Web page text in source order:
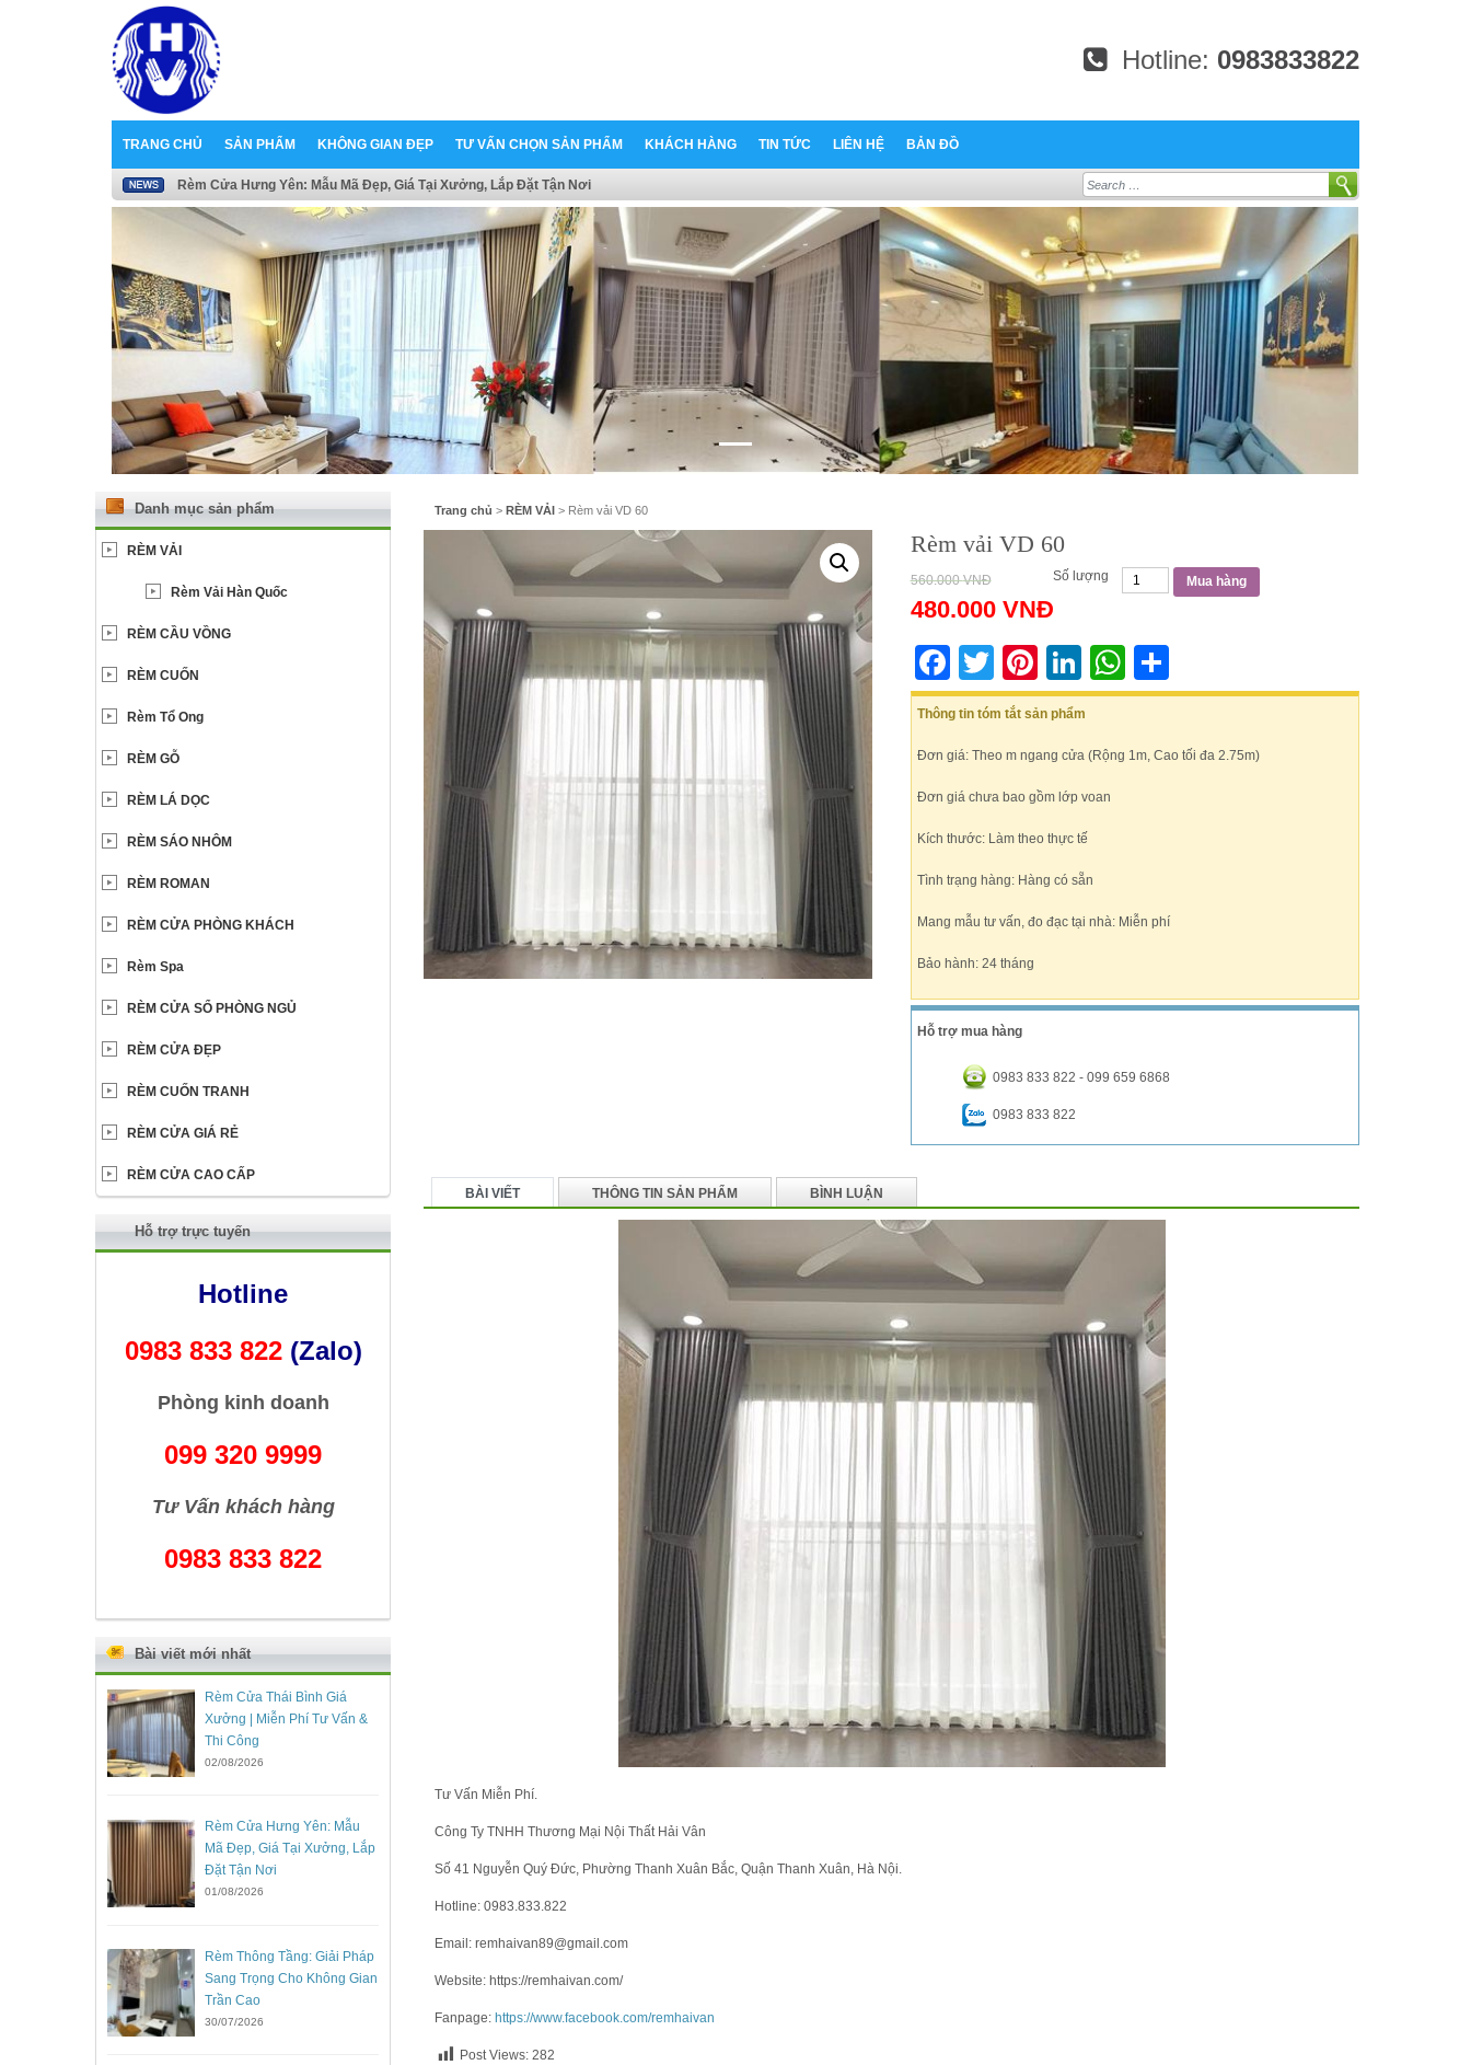
Hotline: 0983833822
TRANG CHỦ SẢN PHẨM KHÔNG GIAN ĐẸP TƯ VẤN CHỌN SẢN PHẨM KHÁCH HÀNG TIN TỨC LIÊN HỆ BẢN ĐỒ
Rèm Cửa Hưng Yên: Mẫu Mã Đẹp, Giá Tại Xưởng, Lắp Đặt Tận Nơi Search
Trang chủ > RÈM VẢI > Rèm vải VD 60
Rèm vải VD 60
560.000VNĐ
480.000 VNĐ
Số lượng Mua hàng
Facebook
TwitterPinterest
LinkedIn
WhatsApp
Thông tin tóm tắt sản phẩm
Đơn giá: Theo m ngang cửa (Rộng 1m, Cao tối đa 2.75m)
Đơn giá chưa bao gồm lớp voan
Kích thước: Làm theo thực tế
Tình trạng hàng: Hàng có sẵn
Mang mẫu tư vấn, đo đạc tại nhà: Miễn phí
Bảo hành: 24 tháng
Hỗ trợ mua hàng
0983 833 822 - 099 659 6868
0983 833 822
BÀI VIẾT THÔNG TIN SẢN PHẨM BÌNH LUẬN
Tư Vấn Miễn Phí.
Công Ty TNHH Thương Mại Nội Thất Hải Vân
Số 41 Nguyễn Quý Đức, Phường Thanh Xuân Bắc, Quận Thanh Xuân, Hà Nội.
Hotline: 0983.833.822
Email: remhaivan89@gmail.com
Website: https://remhaivan.com/
Fanpage: https://www.facebook.com/remhaivan
Post Views: 282
Danh mục sản phẩm
RÈM VẢI
Rèm Vải Hàn Quốc
RÈM CẦU VỒNG
RÈM CUỐN
Rèm Tổ Ong
RÈM GỖ
RÈM LÁ DỌC
RÈM SÁO NHÔM
RÈM ROMAN
RÈM CỬA PHÒNG KHÁCH
Rèm Spa
RÈM CỬA SỔ PHÒNG NGỦ
RÈM CỬA ĐẸP
RÈM CUỐN TRANH
RÈM CỬA GIÁ RẺ
RÈM CỬA CAO CẤP
Hỗ trợ trực tuyến
Hotline
0983 833 822 (Zalo)
Phòng kinh doanh
099 320 9999
Tư Vấn khách hàng
0983 833 822
Bài viết mới nhất
Rèm Cửa Thái Bình Giá
Xưởng | Miễn Phí Tư Vấn &
Thi Công
02/08/2026
Rèm Cửa Hưng Yên: Mẫu
Mã Đẹp, Giá Tại Xưởng, Lắp
Đặt Tận Nơi
01/08/2026
Rèm Thông Tầng: Giải Pháp
Sang Trọng Cho Không Gian
Trần Cao
30/07/2026